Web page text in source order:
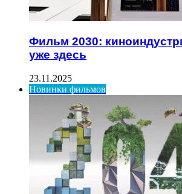
Фильм 2030:
уже здесь
23.11.2025
Новинки фильмов